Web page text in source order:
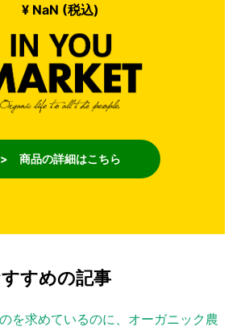
¥ NaN (税込)
> 商品の詳細はこちら
すめの記事
を求めているのに、オーガニック農